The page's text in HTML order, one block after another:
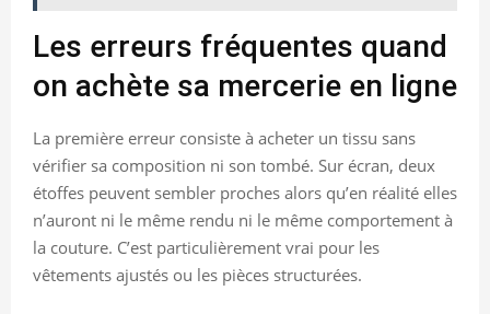
Les erreurs fréquentes quand
on achète sa mercerie en ligne
La première erreur consiste à acheter un tissu sans
vérifier sa composition ni son tombé. Sur écran, deux
étoffes peuvent sembler proches alors qu’en réalité elles
n’auront ni le même rendu ni le même comportement à
la couture. C’est particulièrement vrai pour les
vêtements ajustés ou les pièces structurées.